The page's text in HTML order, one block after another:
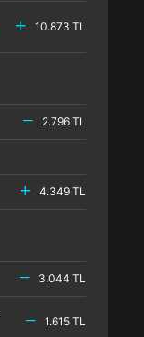
10.873 TL
2.796 TL
4.349 TL
3.044 TL
1.615 TL